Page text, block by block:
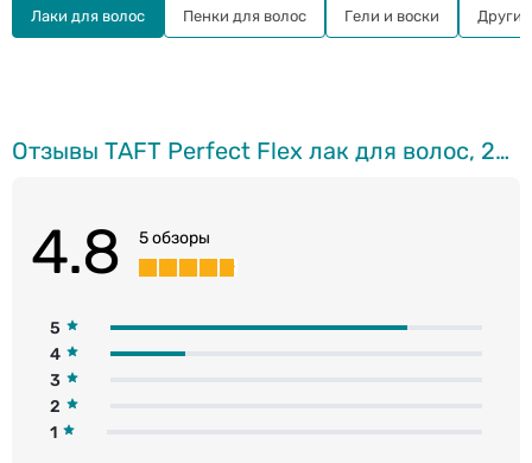
Отзывы TAFT Perfect Flex лак для волос, 250мл
4.8 5 обзоры
5
4
3
2
1
Лаки для волос Пенки для волос Гели и воски